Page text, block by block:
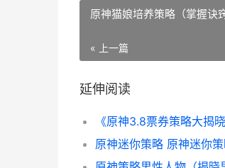
原神猫娘培养策略（掌握诀
« 上一篇
延伸阅读
《原神3.8票券策略大揭
原神迷你策略 原神迷你